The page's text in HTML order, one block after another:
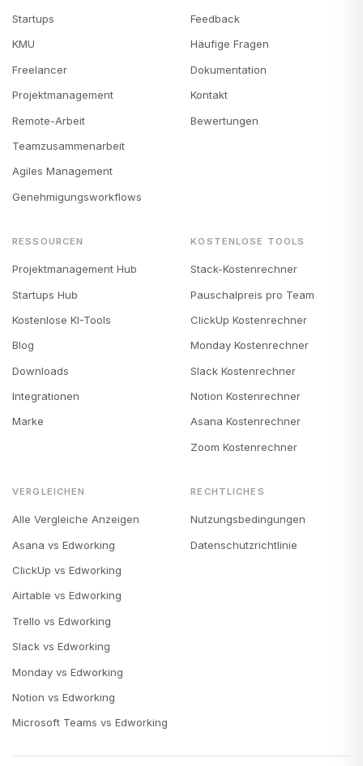
Startups
KMU
Freelancer
Projektmanagement
Remote-Arbeit
Teamzusammenarbeit
Agiles Management
Genehmigungsworkflows
Feedback
Häufige Fragen
Dokumentation
Kontakt
Bewertungen
RESSOURCEN
Projektmanagement Hub
Startups Hub
Kostenlose KI-Tools
Blog
Downloads
Integrationen
Marke
KOSTENLOSE TOOLS
Stack-Kostenrechner
Pauschalpreis pro Team
ClickUp Kostenrechner
Monday Kostenrechner
Slack Kostenrechner
Notion Kostenrechner
Asana Kostenrechner
Zoom Kostenrechner
VERGLEICHEN
Alle Vergleiche Anzeigen
Asana vs Edworking
ClickUp vs Edworking
Airtable vs Edworking
Trello vs Edworking
Slack vs Edworking
Monday vs Edworking
Notion vs Edworking
Microsoft Teams vs Edworking
RECHTLICHES
Nutzungsbedingungen
Datenschutzrichtlinie